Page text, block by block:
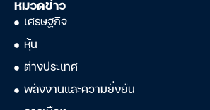
หมวดข่าว
เศรษฐกิจ
หุ้น
ต่างประเทศ
พลังงานและความยั่งยืน